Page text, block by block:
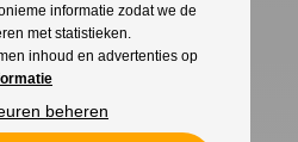
informatie zodat we de
met statistieken.
inhoud en advertenties op
beheren